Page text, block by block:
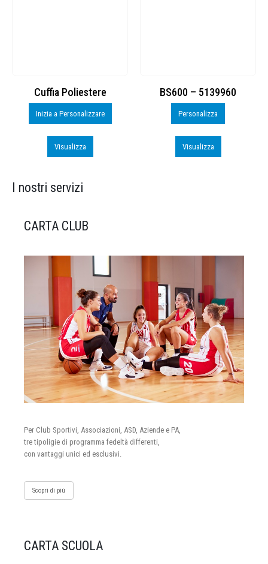
Cuffia Poliestere
Inizia a Personalizzare
Visualizza
BS600 – 5139960
Personalizza
Visualizza
I nostri servizi
CARTA CLUB
Per Club Sportivi, Associazioni, ASD, Aziende e PA,
tre tipoligie di programma fedeltà differenti,
con vantaggi unici ed esclusivi.
Scopri di più
CARTA SCUOLA